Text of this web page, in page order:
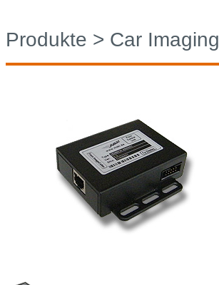
Produkte > Car Imaging